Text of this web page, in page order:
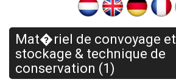
Mat�riel de convoyage et
stockage & technique de
conservation (1)